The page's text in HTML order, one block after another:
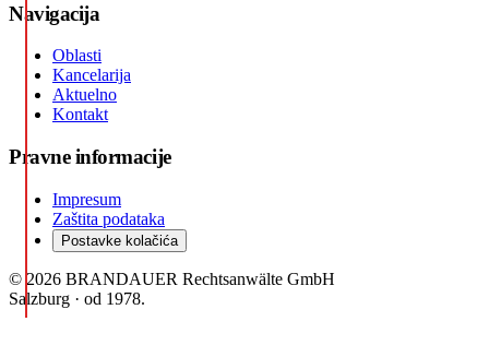
Navigacija
Oblasti
Kancelarija
Aktuelno
Kontakt
Pravne informacije
Impresum
Zaštita podataka
Postavke kolačića
© 2026 BRANDAUER Rechtsanwälte GmbH
Salzburg · od 1978.